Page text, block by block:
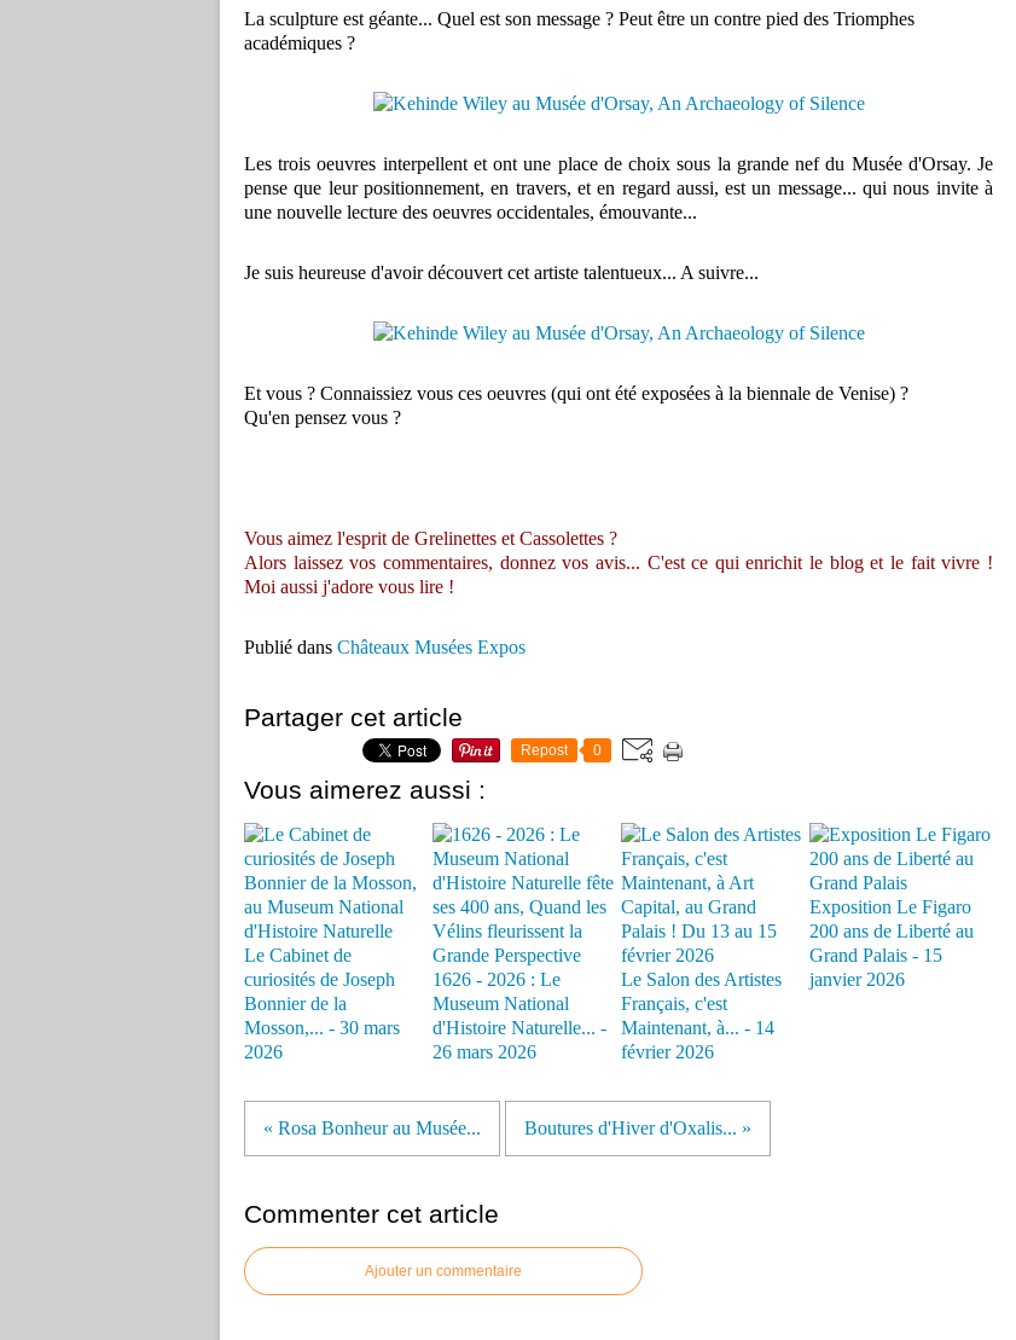
La sculpture est géante... Quel est son message ? Peut être un contre pied des Triomphes
académiques ?
Les trois oeuvres interpellent et ont une place de choix sous la grande nef du Musée d'Orsay. Je
pense que leur positionnement, en travers, et en regard aussi, est un message... qui nous invite à
une nouvelle lecture des oeuvres occidentales, émouvante...
Je suis heureuse d'avoir découvert cet artiste talentueux... A suivre...
Et vous ? Connaissiez vous ces oeuvres (qui ont été exposées à la biennale de Venise) ?
Qu'en pensez vous ?
Vous aimez l'esprit de Grelinettes et Cassolettes ?
Alors laissez vos commentaires, donnez vos avis... C'est ce qui enrichit le blog et le fait vivre !
Moi aussi j'adore vous lire !
Publié dans Châteaux Musées Expos
Partager cet article
Repost 0
Vous aimerez aussi :
Le Cabinet de
curiosités de Joseph
Bonnier de la
Mosson,... - 30 mars
2026
1626 - 2026 : Le
Museum National
d'Histoire Naturelle... -
26 mars 2026
Le Salon des Artistes
Français, c'est
Maintenant, à... - 14
février 2026
Exposition Le Figaro
200 ans de Liberté au
Grand Palais - 15
janvier 2026
« Rosa Bonheur au Musée... Boutures d'Hiver d'Oxalis... »
Commenter cet article
Ajouter un commentaire